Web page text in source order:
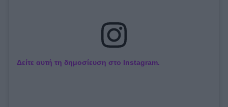
Δείτε αυτή τη δημοσίευση στο Instagram.